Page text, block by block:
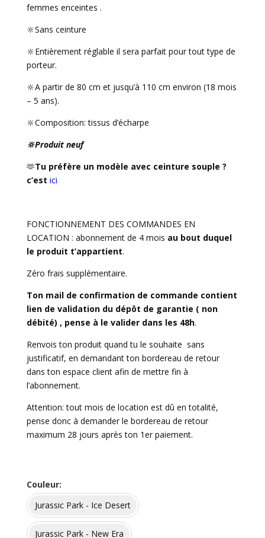
femmes enceintes .
🔆Sans ceinture
🔆Entièrement réglable il sera parfait pour tout type de
porteur.
🔆A partir de 80 cm et jusqu’à 110 cm environ (18 mois
– 5 ans).
🔆Composition: tissus d’écharpe
🔆Produit neuf
🫶Tu préfère un modèle avec ceinture souple ?
c’est ici
FONCTIONNEMENT DES COMMANDES EN
LOCATION : abonnement de 4 mois au bout duquel
le produit t’appartient.
Zéro frais supplémentaire.
Ton mail de confirmation de commande contient
lien de validation du dépôt de garantie ( non
débité) , pense à le valider dans les 48h.
Renvois ton produit quand tu le souhaite sans
justificatif, en demandant ton bordereau de retour
dans ton espace client afin de mettre fin à
l’abonnement.
Attention: tout mois de location est dû en totalité,
pense donc à demander le bordereau de retour
maximum 28 jours après ton 1er paiement.
Couleur
Jurassic Park - Ice Desert
Jurassic Park - New Era